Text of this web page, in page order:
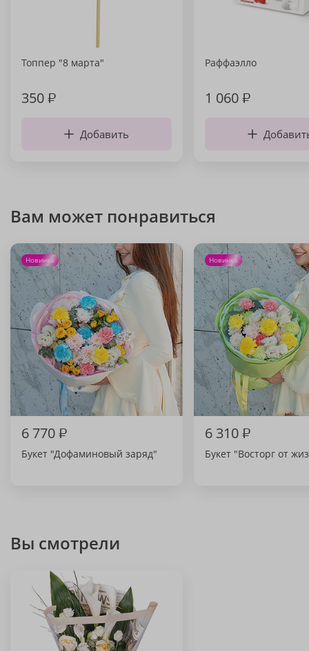
Топпер "8 марта"
350₽
Добавить
Раффаэлло
1 060₽
Вам может понравиться
Новинка
6 770₽
Букет "Дофаминовый заряд"
Новинка
6 310₽
Букет "Восторг от
Вы смотрели